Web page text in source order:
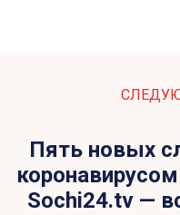
Пять новых
Sochi24.tv —